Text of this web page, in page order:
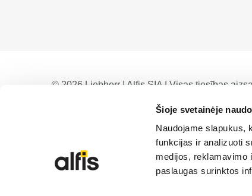
Šioje svetainėje
Naudojame slapukus,
funkcijas ir analizuoti
medijos, reklamavimo
paslaugas surinktos
© 2026 Liebherr | Alfis SIA | Visas tiesības